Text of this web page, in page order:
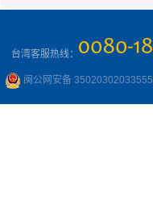
台湾客服热线：
闽公网安备